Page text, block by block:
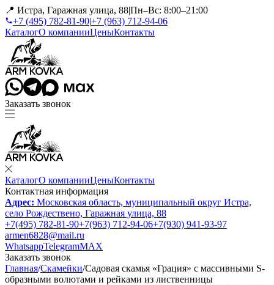
📍 Истра, Гаражная улица, 88|Пн–Вс: 8:00–21:00
+7 (495) 782-81-90|+7 (963) 712-94-06
КаталогО компанииЦеныКонтакты
Заказать звонок
КаталогО компанииЦеныКонтакты
Контактная информация
Адрес: Московская область, муниципальный округ Истра,
село Рождествено, Гаражная улица, 88
+7(495) 782-81-90+7(963) 712-94-06+7(930) 941-93-97
armen6828@mail.ru
WhatsappTelegramMAX
Заказать звонок
Главная/Скамейки/Садовая скамья «Грация» с массивными S-
образными волютами и рейками из лиственницы